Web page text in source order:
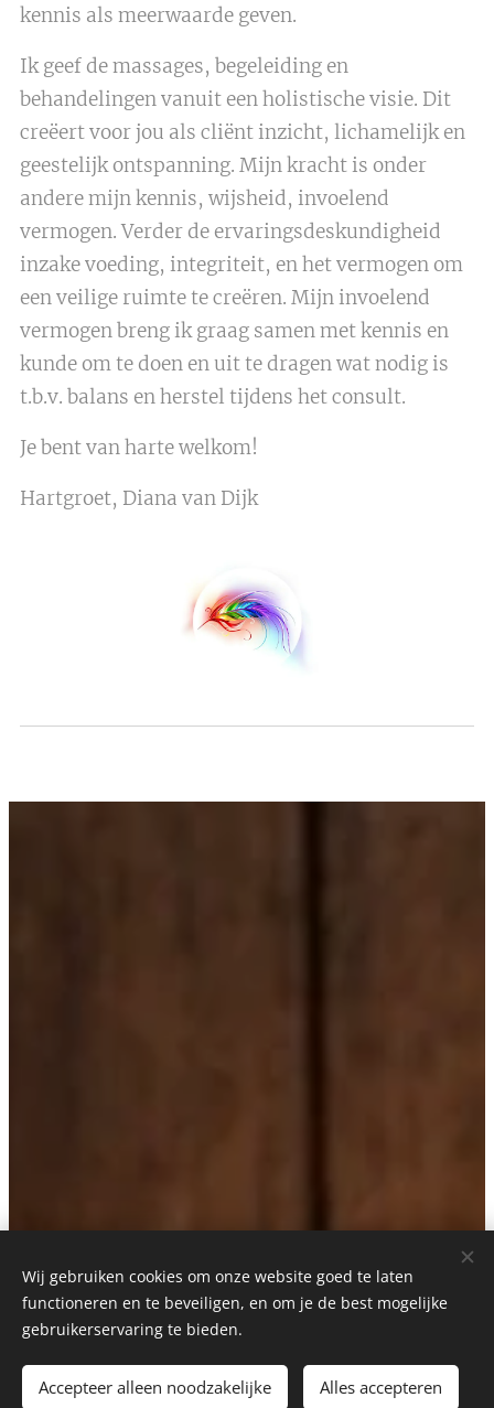
kennis als meerwaarde geven.
Ik geef de massages, begeleiding en
behandelingen vanuit een holistische visie. Dit
creëert voor jou als cliënt inzicht, lichamelijk en
geestelijk ontspanning. Mijn kracht is onder
andere mijn kennis, wijsheid, invoelend
vermogen. Verder de ervaringsdeskundigheid
inzake voeding, integriteit, en het vermogen om
een veilige ruimte te creëren. Mijn invoelend
vermogen breng ik graag samen met kennis en
kunde om te doen en uit te dragen wat nodig is
t.b.v. balans en herstel tijdens het consult.
Je bent van harte welkom!
Hartgroet, Diana van Dijk
Wij gebruiken cookies om onze website goed te laten
functioneren en te beveiligen, en om je de best mogelijke
gebruikerservaring te bieden.
Accepteer alleen noodzakelijke Alles accepteren